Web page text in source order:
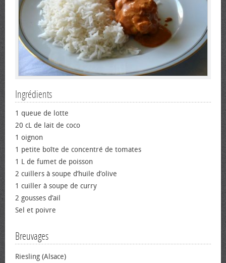
Ingrédients
1 queue de lotte
20 cL de lait de coco
1 oignon
1 petite boîte de concentré de tomates
1 L de fumet de poisson
2 cuillers à soupe d’huile d’olive
1 cuiller à soupe de curry
2 gousses d’ail
Sel et poivre
Breuvages
Riesling (Alsace)